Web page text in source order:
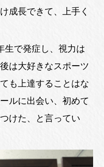
成長できて、上手く
生で発症し、視力は
は大好きなスポーツ
も上達することはな
ルに出会い、初めて
けた、と言ってい